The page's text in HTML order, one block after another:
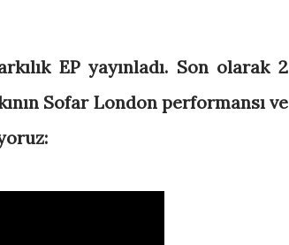
EP yayınladı. Son olarak 2
Sofar London performansı ve